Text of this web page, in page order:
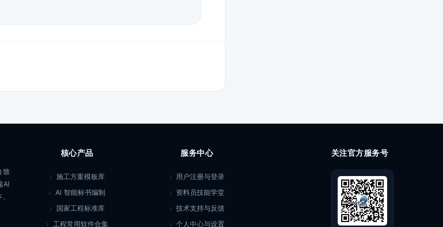
致
AI
核心产品
施工方案模板库
AI 智能标书编制
国家工程标准库
工程常用软件合集
服务中心
用户注册与登录
资料员技能学堂
技术支持与反馈
个人中心与设置
关注官方服务号